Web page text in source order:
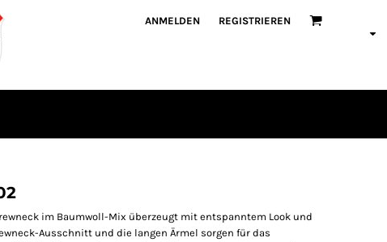
ANMELDEN REGISTRIEREN
im Baumwoll-Mix überzeugt mit entspanntem Look und
Ausschnitt und die langen Ärmel sorgen für das